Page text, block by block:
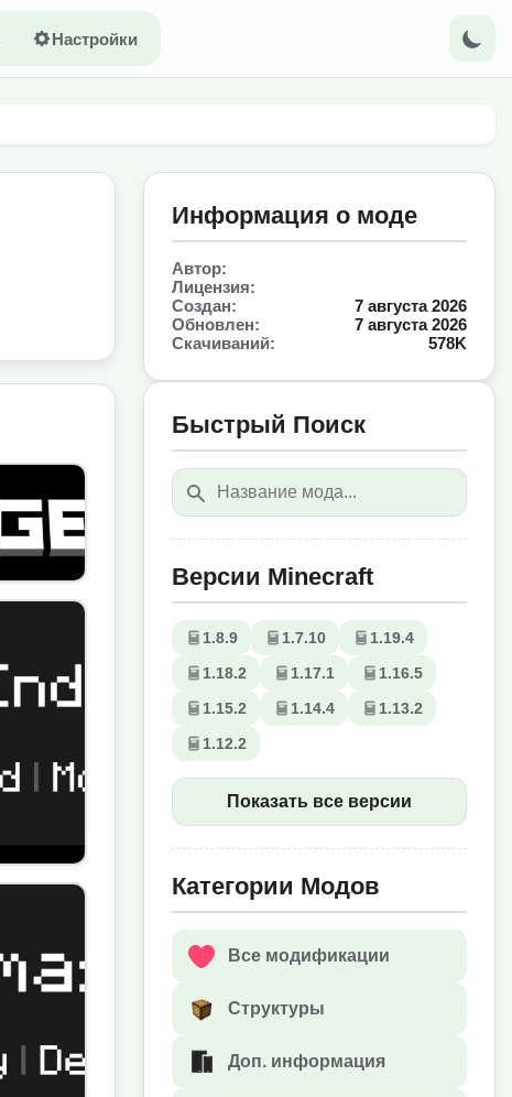
Настройки
Информация о моде
Автор:
Лицензия:
Создан:
7 августа 2026
Обновлен:
7 августа 2026
Скачиваний:
578K
Быстрый Поиск
Версии Minecraft
1.8.9 1.7.10
1.19.4
1.18.2
1.17.1
1.16.5
1.15.2
1.14.4
1.13.2
1.12.2
Показать все версии
Категории Модов
Все модификации
Структуры
Доп. информация